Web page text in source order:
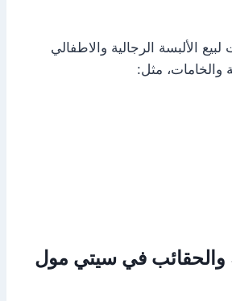
الألبسة الرجالية والاطفالي
والخامات، مثل:
والحقائب في سيتي مول